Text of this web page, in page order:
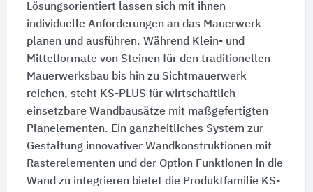
Lösungsorientiert lassen sich mit ihnen
individuelle Anforderungen an das Mauerwerk
planen und ausführen. Während Klein- und
Mittelformate von Steinen für den traditionellen
Mauerwerksbau bis hin zu Sichtmauerwerk
reichen, steht KS-PLUS für wirtschaftlich
einsetzbare Wandbausätze mit maßgefertigten
Planelementen. Ein ganzheitliches System zur
Gestaltung innovativer Wandkonstruktionen mit
Rasterelementen und der Option Funktionen in die
Wand zu integrieren bietet die Produktfamilie KS-